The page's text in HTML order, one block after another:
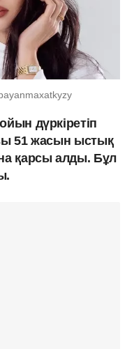
дүркіретіп
51 жасын ыстық
қарсы алды. Бұл